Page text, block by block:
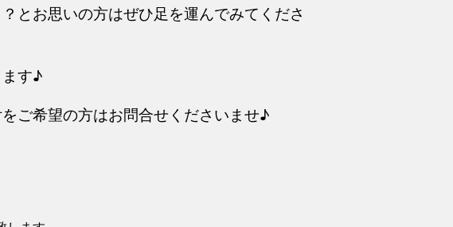
とお思いの方はぜひ足を運んでみてくださ
す♪
ご希望の方はお問合せくださいませ♪